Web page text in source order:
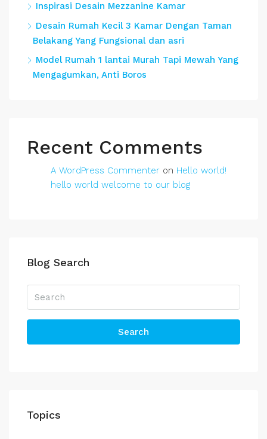
Inspirasi Desain Mezzanine Kamar
Desain Rumah Kecil 3 Kamar Dengan Taman
Belakang Yang Fungsional dan asri
Model Rumah 1 lantai Murah Tapi Mewah Yang
Mengagumkan, Anti Boros
Recent Comments
A WordPress Commenter on Hello world!
hello world welcome to our blog
Blog Search
Search
Topics